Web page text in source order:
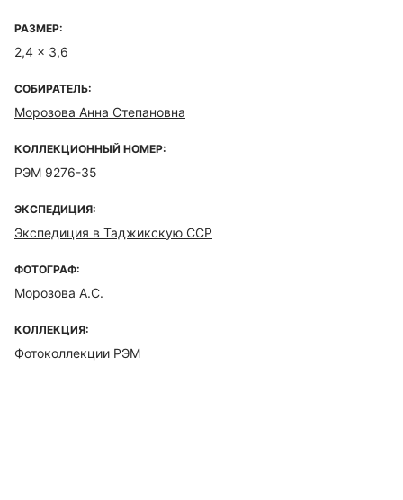
РАЗМЕР:
2,4 x 3,6
СОБИРАТЕЛЬ:
Морозова Анна Степановна
КОЛЛЕКЦИОННЫЙ НОМЕР:
РЭМ 9276-35
ЭКСПЕДИЦИЯ:
Экспедиция в Таджикскую ССР
ФОТОГРАФ:
Морозова А.С.
КОЛЛЕКЦИЯ:
Фотоколлекции РЭМ